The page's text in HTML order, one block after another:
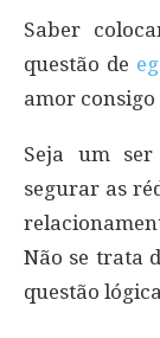
Saber
questão de
amor consigo
Seja um
segurar as
Não se trata
questão